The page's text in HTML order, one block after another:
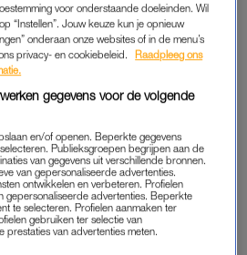
Jeans is het mogelijk om een
houdt in dat je voor een tientje per
Als de twaalf maanden om zijn,
óf je ruilt hem om voor een nieuw
spijkerbroek.
aan een manier om duurzame jeans
veilige omstandigheden. Hoewel
verklaard, maakte het bedrijf in
voor onderstaande doeleinden. Wil
“Instellen”. Jouw keuze kun je opnieuw
onderaan onze websites of in de menu’s
privacy- en cookiebeleid.
Raadpleeg ons
gegevens voor de volgende
en/of openen. Beperkte gegevens
Publieksgroepen begrijpen aan de
van gegevens uit verschillende bronnen.
van gepersonaliseerde advertenties.
ontwikkelen en verbeteren. Profielen
gepersonaliseerde advertenties. Beperkte
te selecteren. Profielen aanmaken ter
gebruiken ter selectie van
prestaties van advertenties meten.